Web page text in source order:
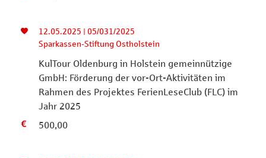
12.05.2025 | 05/031/2025
Sparkassen-Stiftung Ostholstein
KulTour Oldenburg in Holstein gemeinnützige
GmbH: Förderung der vor-Ort-Aktivitäten im
Rahmen des Projektes FerienLeseClub (FLC) im
Jahr 2025
500,00